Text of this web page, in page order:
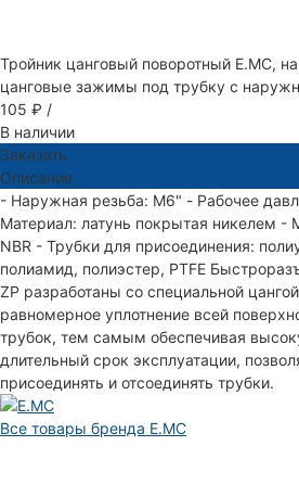
Тройник цанговый поворотный E.MC,
цанговые зажимы под трубку с
105 ₽ /
В наличии
Заказать
Описание
- Наружная резьба: M6" - Рабочее
Материал: латунь покрытая никелем -
NBR - Трубки для присоединения:
полиамид, полиэстер, PTFE
ZP разработаны со специальной
равномерное уплотнение всей
трубок, тем самым обеспечивая
длительный срок эксплуатации,
присоединять и отсоединять трубки.
Все товары бренда E.MC